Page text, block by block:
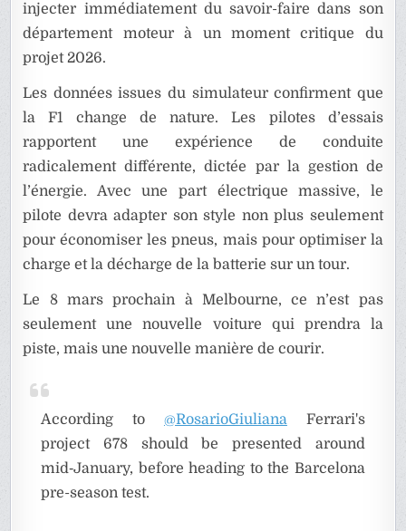
injecter immédiatement du savoir-faire dans son
département moteur à un moment critique du
projet 2026.
Les données issues du simulateur confirment que
la F1 change de nature. Les pilotes d’essais
rapportent une expérience de conduite
radicalement différente, dictée par la gestion de
l’énergie. Avec une part électrique massive, le
pilote devra adapter son style non plus seulement
pour économiser les pneus, mais pour optimiser la
charge et la décharge de la batterie sur un tour.
Le 8 mars prochain à Melbourne, ce n’est pas
seulement une nouvelle voiture qui prendra la
piste, mais une nouvelle manière de courir.
According to @RosarioGiulianaFerrari's
project 678 should be presented around
mid‑January, before heading to the Barcelona
pre-season test.